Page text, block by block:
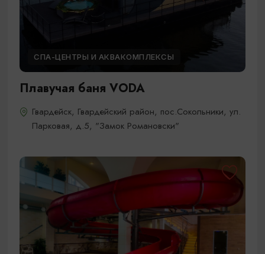
СПА-ЦЕНТРЫ И АКВАКОМПЛЕКСЫ
Плавучая баня VODA
Гвардейск, Гвардейский район, пос.Сокольники, ул.
Парковая, д.5, "Замок Романовски"